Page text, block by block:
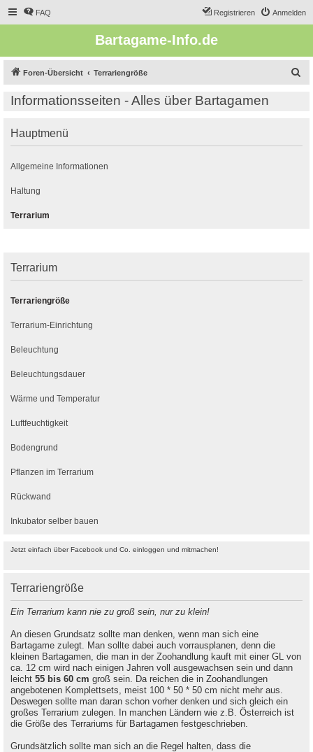
FAQ Anmelden
Registrieren
Bartagame-Info.de
Foren-Übersicht Terrariengröße
Informationsseiten - Alles über Bartagamen
Hauptmenü
Allgemeine Informationen
Haltung
Terrarium
Jetzt einfach über Facebook und Co. einloggen und mitmachen!
Terrariengröße
Ein Terrarium kann nie zu groß sein, nur zu klein!
An diesen Grundsatz sollte man denken, wenn man sich eine
Bartagame zulegt. Man sollte dabei auch vorrausplanen, denn die
kleinen Bartagamen, die man in der Zoohandlung kauft mit einer GL von
ca. 12 cm wird nach einigen Jahren voll ausgewachsen sein und dann
leicht 55 bis 60 cm groß sein. Da reichen die in Zoohandlungen
angebotenen Komplettsets, meist 100 * 50 * 50 cm nicht mehr aus.
Deswegen sollte man daran schon vorher denken und sich gleich ein
großes Terrarium zulegen. In manchen Ländern wie z.B. Österreich ist
die Größe des Terrariums für Bartagamen festgeschrieben.
Grundsätzlich sollte man sich an die Regel halten, dass die
Terrarium
Terrariengröße
Terrarium-Einrichtung
Beleuchtung
Beleuchtungsdauer
Wärme und Temperatur
Luftfeuchtigkeit
Bodengrund
Pflanzen im Terrarium
Rückwand
Inkubator selber bauen